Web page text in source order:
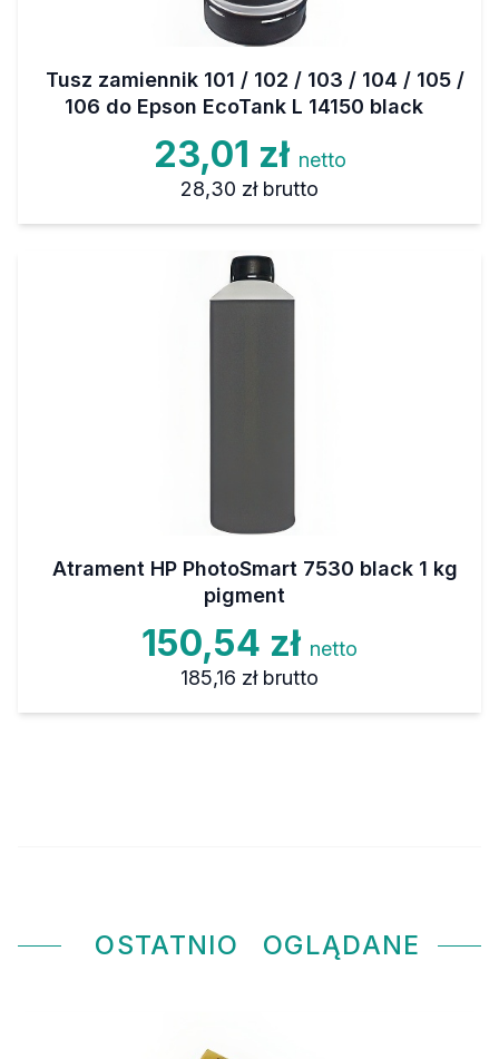
Tusz zamiennik 101 / 102 / 103 / 104 / 105 /
106 do Epson EcoTank L 14150 black
23,01 zł netto
28,30 zł brutto
Atrament HP PhotoSmart 7530 black 1 kg
pigment
150,54 zł netto
185,16 zł brutto
OSTATNIO OGLĄDANE